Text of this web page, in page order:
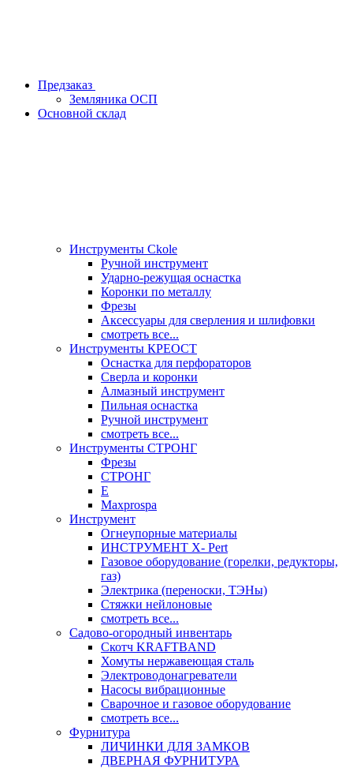
Предзаказ
Земляника ОСП
Основной склад
Инструменты Ckole
Ручной инструмент
Ударно‑режущая оснастка
Коронки по металлу
Фрезы
Аксессуары для сверления и шлифовки
смотреть все...
Инструменты КРЕОСТ
Оснастка для перфораторов
Сверла и коронки
Алмазный инструмент
Пильная оснастка
Ручной инструмент
смотреть все...
Инструменты СТРОНГ
Фрезы
СТРОНГ
Е
Maxprospa
Инструмент
Огнеупорные материалы
ИНСТРУМЕНТ X- Pert
Газовое оборудование (горелки, редукторы,
газ)
Электрика (переноски, ТЭНы)
Стяжки нейлоновые
смотреть все...
Садово-огородный инвентарь
Скотч KRAFTBAND
Хомуты нержавеющая сталь
Электроводонагреватели
Насосы вибрационные
Сварочное и газовое оборудование
смотреть все...
Фурнитура
ЛИЧИНКИ ДЛЯ ЗАМКОВ
ДВЕРНАЯ ФУРНИТУРА